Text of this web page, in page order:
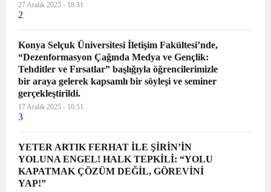
27 Aralık 2025 - 18:31
2
Konya Selçuk Üniversitesi İletişim Fakültesi’nde,
“Dezenformasyon Çağında Medya ve Gençlik:
Tehditler ve Fırsatlar” başlığıyla öğrencilerimizle
bir araya gelerek kapsamlı bir söyleşi ve seminer
gerçekleştirildi.
17 Aralık 2025 - 16:51
3
YETER ARTIK FERHAT İLE ŞİRİN’İN
YOLUNA ENGEL! HALK TEPKİLİ: “YOLU
KAPATMAK ÇÖZÜM DEĞİL, GÖREVİNİ
YAP!”